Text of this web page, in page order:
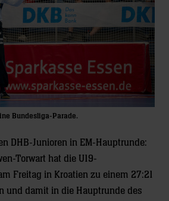
Bundesliga-Parade.
DHB-Junioren in EM-Hauptrunde:
Torwart hat die U19-
Freitag in Kroatien zu einem 27:21
und damit in die Hauptrunde des